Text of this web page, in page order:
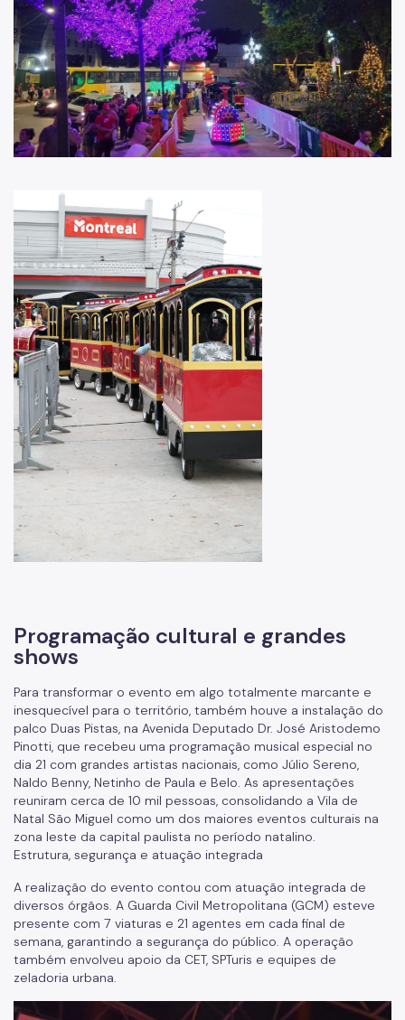
Programação cultural e grandes
shows
Para transformar o evento em algo totalmente marcante e
inesquecível para o território, também houve a instalação do
palco Duas Pistas, na Avenida Deputado Dr. José Aristodemo
Pinotti, que recebeu uma programação musical especial no
dia 21 com grandes artistas nacionais, como Júlio Sereno,
Naldo Benny, Netinho de Paula e Belo. As apresentações
reuniram cerca de 10 mil pessoas, consolidando a Vila de
Natal São Miguel como um dos maiores eventos culturais na
zona leste da capital paulista no período natalino.
Estrutura, segurança e atuação integrada
A realização do evento contou com atuação integrada de
diversos órgãos. A Guarda Civil Metropolitana (GCM) esteve
presente com 7 viaturas e 21 agentes em cada final de
semana, garantindo a segurança do público. A operação
também envolveu apoio da CET, SPTuris e equipes de
zeladoria urbana.